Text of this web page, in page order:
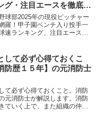
グ・注目エースを徹底解
球部2025年の現役ピッチャー
羅！甲子園ベンチ入り投手一
速ランキング、注目エース奥
。して必ず心得ておくこ
防歴１５年】の元消防士
て必ず心得ておくこと。消防
元消防士が解説します。消防
ていく上で、また組織の仲間